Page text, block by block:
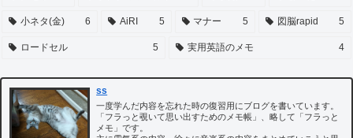
小ネタ(金) 6 AiRI 5 マナー 5 図脳rapid 5
ロードセル 5 実用英語のメモ 4
ss
一度学んだ内容を忘れた時の復習用にブログを書いています。
「フラっと覗いて思い出すためのメモ帳」、略して「フラっと
メモ」です。